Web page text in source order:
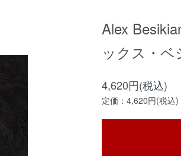
Alex
ックス・ベ
4,620円(税込)
定価：4,620円(税込)